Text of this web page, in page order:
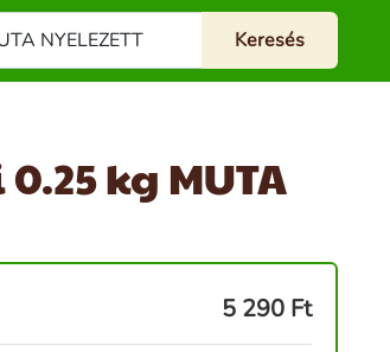
kg MUTA
5 290 Ft